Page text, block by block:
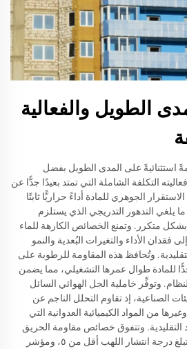
الطويل والفعالية
استثنائيةً على المدى الطويل بفضل
التكلفة الشاملة التي تمتد بعيدًا جدًّا عن
الجوهري للمادة أداءً حراريًّا ثابتًا
يلغي التدهور التدريجي الذي يستلزم
بشكل متكرر. وتمنع الخصائص الكارهة للماء
الأداء والتغيرات البُعدية والنمو
وتُحافظ هذه المقاومة للرطوبة على
للمادة طوال عمرها التشغيلي، مما يضمن
وتوفِّر خاملية الجل الهوائي السائل
الصناعية، إذ تقاوم التحلل الناجم عن
من المواد الكيميائية العدوانية التي
وتتفوق خصائص مقاومة الحريق
على المعايير الصناعية، حيث تبلغ درجة انتشار اللهب أقل من ٥، ومؤشر